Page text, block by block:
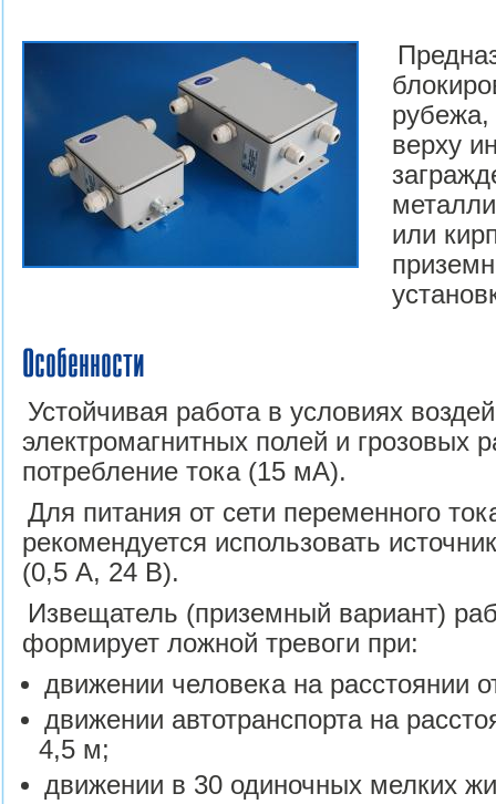
рубежа,
верху
или
Особенности
Устойчивая работа в условиях
электромагнитных полей и грозовых
потребление тока (15 мА).
Для питания от сети переменного
рекомендуется использовать
(0,5 А, 24 В).
Извещатель (приземный вариант)
формирует ложной тревоги при:
движении человека на расстоянии
движении автотранспорта на
4,5 м;
движении в 30 одиночных мелких